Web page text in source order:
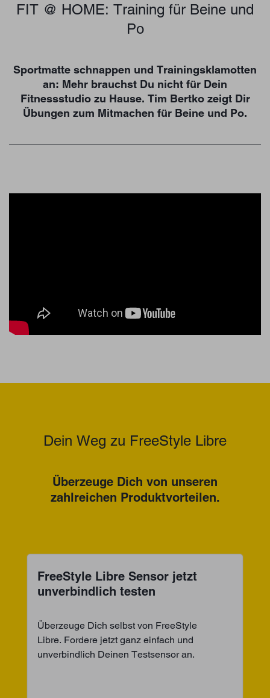
FIT @ HOME: Training für Beine und
Po
Sportmatte schnappen und Trainingsklamotten
an: Mehr brauchst Du nicht für Dein
Fitnessstudio zu Hause. Tim Bertko zeigt Dir
Übungen zum Mitmachen für Beine und Po.
Dein Weg zu FreeStyle Libre
Überzeuge Dich von unseren
zahlreichen Produktvorteilen.
FreeStyle Libre Sensor jetzt
unverbindlich testen
Überzeuge Dich selbst von FreeStyle
Libre. Fordere jetzt ganz einfach und
unverbindlich Deinen Testsensor an.